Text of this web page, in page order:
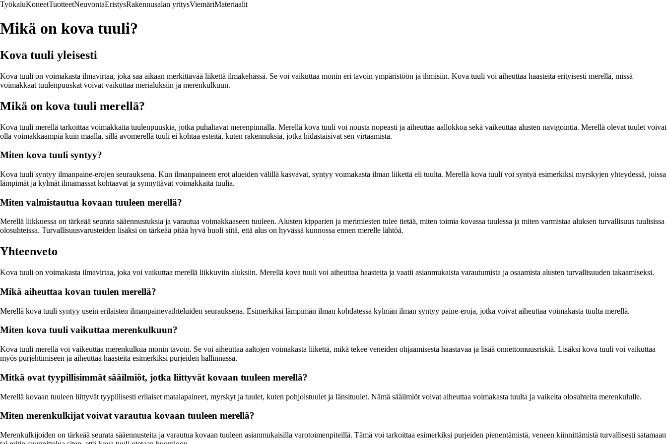
TyökaluKoneetTuotteetNeuvontaEristysRakennusalan yritysViemäriMateriaalit
Mikä on kova tuuli?
Kova tuuli yleisesti
Kova tuuli on voimakasta ilmavirtaa, joka saa aikaan merkittävää liikettä ilmakehässä. Se voi vaikuttaa monin eri tavoin ympäristöön ja ihmisiin. Kova tuuli voi aiheuttaa haasteita erityisesti merellä, missä
voimakkaat tuulenpuuskat voivat vaikuttaa merialuksiin ja merenkulkuun.
Mikä on kova tuuli merellä?
Kova tuuli merellä tarkoittaa voimakkaita tuulenpuuskia, jotka puhaltavat merenpinnalla. Merellä kova tuuli voi nousta nopeasti ja aiheuttaa aallokkoa sekä vaikeuttaa alusten navigointia. Merellä olevat tuulet voivat
olla voimakkaampia kuin maalla, sillä avomerellä tuuli ei kohtaa esteitä, kuten rakennuksia, jotka hidastaisivat sen virtaamista.
Miten kova tuuli syntyy?
Kova tuuli syntyy ilmanpaine-erojen seurauksena. Kun ilmanpaineen erot alueiden välillä kasvavat, syntyy voimakasta ilman liikettä eli tuulta. Merellä kova tuuli voi syntyä esimerkiksi myrskyjen yhteydessä, joissa
lämpimät ja kylmät ilmamassat kohtaavat ja synnyttävät voimakkaita tuulia.
Miten valmistautua kovaan tuuleen merellä?
Merellä liikkuessa on tärkeää seurata sääennustuksia ja varautua voimakkaaseen tuuleen. Alusten kipparien ja merimiesten tulee tietää, miten toimia kovassa tuulessa ja miten varmistaa aluksen turvallisuus tuulisissa
olosuhteissa. Turvallisuusvarusteiden lisäksi on tärkeää pitää hyvä huoli siitä, että alus on hyvässä kunnossa ennen merelle lähtöä.
Yhteenveto
Kova tuuli on voimakasta ilmavirtaa, joka voi vaikuttaa merellä liikkuviin aluksiin. Merellä kova tuuli voi aiheuttaa haasteita ja vaatii asianmukaista varautumista ja osaamista alusten turvallisuuden takaamiseksi.
Mikä aiheuttaa kovan tuulen merellä?
Merellä kova tuuli syntyy usein erilaisten ilmanpainevaihteluiden seurauksena. Esimerkiksi lämpimän ilman kohdatessa kylmän ilman syntyy paine-eroja, jotka voivat aiheuttaa voimakasta tuulta merellä.
Miten kova tuuli vaikuttaa merenkulkuun?
Kova tuuli merellä voi vaikeuttaa merenkulkua monin tavoin. Se voi aiheuttaa aaltojen voimakasta liikettä, mikä tekee veneiden ohjaamisesta haastavaa ja lisää onnettomuusriskiä. Lisäksi kova tuuli voi vaikuttaa
myös purjehtimiseen ja aiheuttaa haasteita esimerkiksi purjeiden hallinnassa.
Mitkä ovat tyypillisimmät sääilmiöt, jotka liittyvät kovaan tuuleen merellä?
Merellä kovaan tuuleen liittyvät tyypillisesti erilaiset matalapaineet, myrskyt ja tuulet, kuten pohjoistuulet ja länsituulet. Nämä sääilmiöt voivat aiheuttaa voimakasta tuulta ja vaikeita olosuhteita merenkululle.
Miten merenkulkijat voivat varautua kovaan tuuleen merellä?
Merenkulkijoiden on tärkeää seurata sääennusteita ja varautua kovaan tuuleen asianmukaisilla varotoimenpiteillä. Tämä voi tarkoittaa esimerkiksi purjeiden pienentämistä, veneen kiinnittämistä turvallisesti satamaan